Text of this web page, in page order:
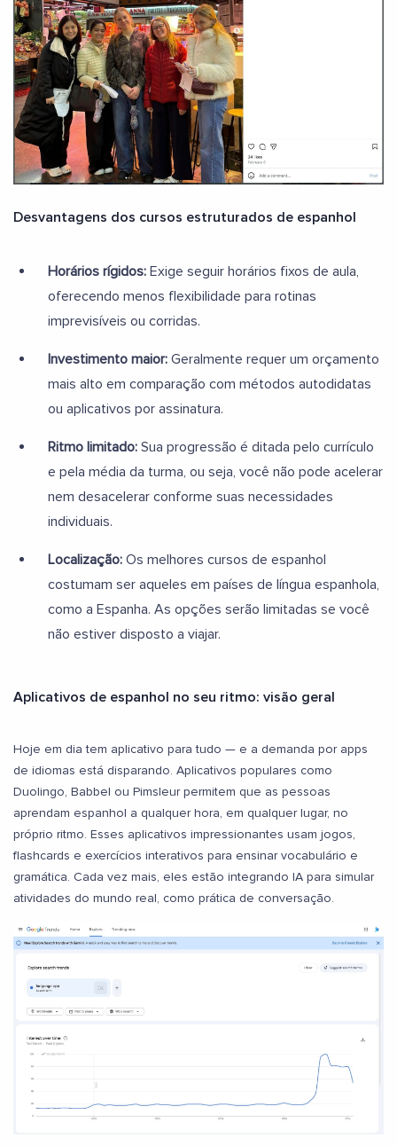
Desvantagens dos cursos estruturados de espanhol
Horários rígidos: Exige seguir horários fixos de aula,
oferecendo menos flexibilidade para rotinas
imprevisíveis ou corridas.
Investimento maior: Geralmente requer um orçamento
mais alto em comparação com métodos autodidatas
ou aplicativos por assinatura.
Ritmo limitado: Sua progressão é ditada pelo currículo
e pela média da turma, ou seja, você não pode acelerar
nem desacelerar conforme suas necessidades
individuais.
Localização: Os melhores cursos de espanhol
costumam ser aqueles em países de língua espanhola,
como a Espanha. As opções serão limitadas se você
não estiver disposto a viajar.
Aplicativos de espanhol no seu ritmo: visão geral
Hoje em dia tem aplicativo para tudo — e a demanda por apps
de idiomas está disparando. Aplicativos populares como
Duolingo, Babbel ou Pimsleur permitem que as pessoas
aprendam espanhol a qualquer hora, em qualquer lugar, no
próprio ritmo. Esses aplicativos impressionantes usam jogos,
flashcards e exercícios interativos para ensinar vocabulário e
gramática. Cada vez mais, eles estão integrando IA para simular
atividades do mundo real, como prática de conversação.